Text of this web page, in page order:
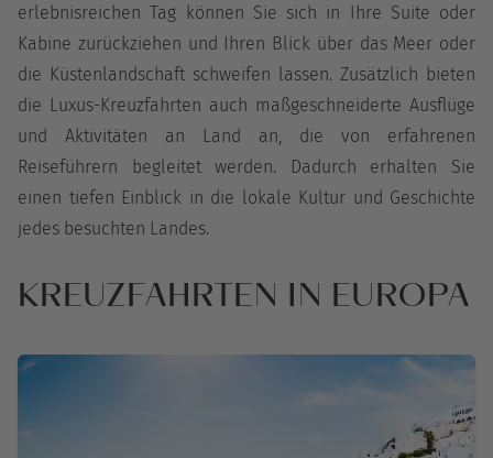
erlebnisreichen Tag können Sie sich in Ihre Suite oder
Kabine zurückziehen und Ihren Blick über das Meer oder
die Küstenlandschaft schweifen lassen. Zusätzlich bieten
die Luxus-Kreuzfahrten auch maßgeschneiderte Ausflüge
und Aktivitäten an Land an, die von erfahrenen
Reiseführern begleitet werden. Dadurch erhalten Sie
einen tiefen Einblick in die lokale Kultur und Geschichte
jedes besuchten Landes.
KREUZFAHRTEN IN EUROPA